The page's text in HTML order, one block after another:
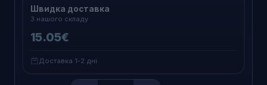
Швидка доставка
З нашого складу
15.05€
Доставка 1-2 дні